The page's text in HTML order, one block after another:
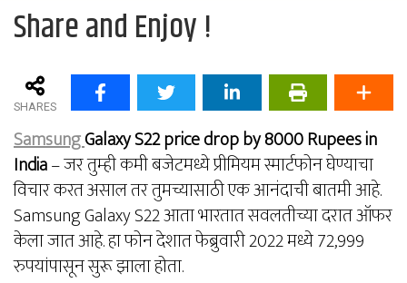
Share and Enjoy !
SHARES
SamsungGalaxy S22 price drop by 8000 Rupees in
India– जर तुम्ही कमी बजेटमध्ये प्रीमियम स्मार्टफोन घेण्याचा
विचार करत असाल तर तुमच्यासाठी एक आनंदाची बातमी आहे.
Samsung Galaxy S22 आता भारतात सवलतीच्या दरात ऑफर
केला जात आहे. हा फोन देशात फेब्रुवारी 2022 मध्ये 72,999
रुपयांपासून सुरू झाला होता.